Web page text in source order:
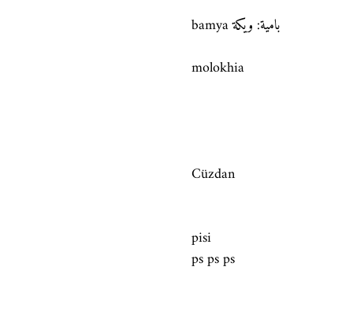
bamya بامية: ويكة
molokhia
Cüzdan
pisi
ps ps ps